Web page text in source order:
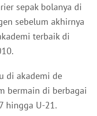
sepak bolanya di
sebelum akhirnya
terbaik di
di akademi de
bermain di berbagai
hingga U-21.